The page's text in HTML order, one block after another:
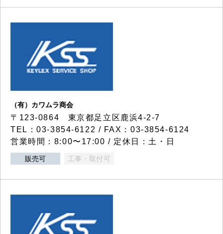
（有）カワムラ商会
〒123-0864 東京都足立区鹿浜4-2-7
TEL：03-3854-6122 / FAX：03-3854-6124
営業時間：8:00〜17:00 / 定休日：土・日
販売可 工事・取付可